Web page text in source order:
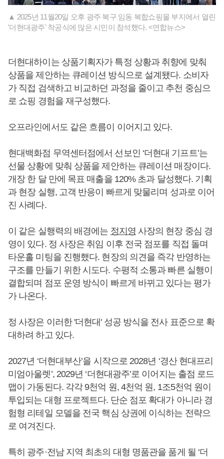
▲ 2025년 11월20일 오후 광주 북구 임동 복합쇼핑몰 부지에서 열린
'더현대광주' 착공식에 많은 시민이 참석했다. <연합뉴스>
더현대하이는 상품기획자가 특정 상황과 취향에 맞춰
상품을 제안하는 큐레이션 방식으로 설계됐다. 소비자
가 직접 검색하고 비교하던 과정을 줄이고 추천 중심으
로 쇼핑 경험을 재구성했다.
오프라인에서도 같은 흐름이 이어지고 있다.
현대백화점 무역센터점에서 선보인 ‘더현대 기프트’는
선물 상황에 맞춰 상품을 제안하는 큐레이션 매장이다.
개장 한 달 만에 목표 매출을 120% 초과 달성했다. 기획
과 현장 실행, 고객 반응이 빠르게 맞물리며 성과로 이어
진 사례다.
이 같은 실행력의 배경에는 정지영 사장의 현장 중심 경
영이 있다. 정 사장은 취임 이후 전국 점포를 직접 돌며
타운홀 미팅을 진행했다. 현장의 의견을 즉각 반영하는
구조를 만들기 위한 시도다. 수평적 소통과 빠른 실행이
결합되며 점포 운영 방식이 빠르게 바뀌고 있다는 평가
가 나온다.
정 사장은 이러한 '더현대' 성공 방식을 전사 표준으로 확
대하려 하고 있다.
2027년 ‘더현대부산’을 시작으로 2028년 ‘경산 현대프리
미엄아울렛’, 2029년 ‘더현대광주’로 이어지는 출점 로드
맵이 가동된다. 각각 9천억 원, 4천억 원, 1조5천억 원이
투입되는 대형 프로젝트다. 단순 점포 확대가 아니라 경
험형 리테일 모델을 전국 핵심 상권에 이식하는 전략으
로 여겨진다.
특히 광주·전남 지역 최초의 대형 명품관을 품게 될 ‘더